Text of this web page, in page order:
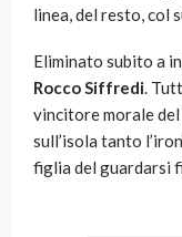
linea, del resto, col
Eliminato subito a
Rocco Siffredi.
vincitore morale
sull’isola tanto
figlia del guardarsi